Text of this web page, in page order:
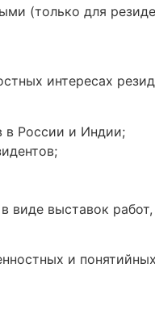
(только для
интересах
в России и Индии;
виде выставок
и